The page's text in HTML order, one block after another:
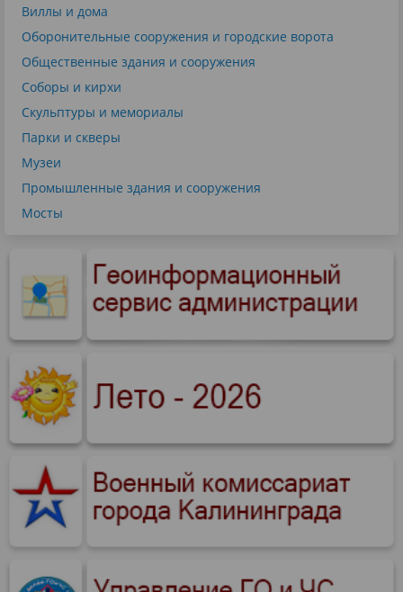
Виллы и дома
Оборонительные сооружения и городские ворота
Общественные здания и сооружения
Соборы и кирхи
Скульптуры и мемориалы
Парки и скверы
Музеи
Промышленные здания и сооружения
Мосты